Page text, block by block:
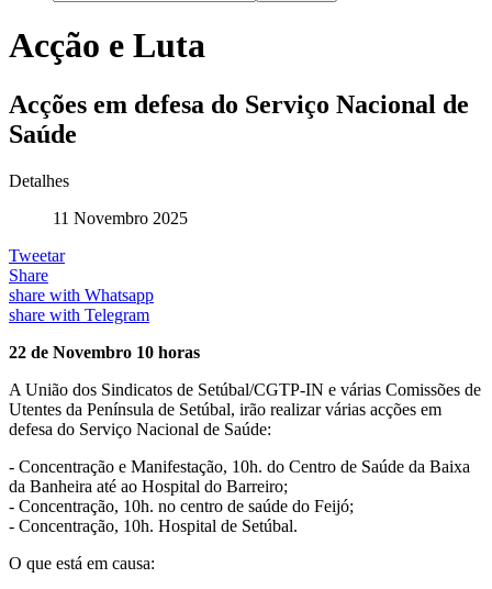
Acção e Luta
Acções em defesa do Serviço Nacional de
Saúde
Detalhes
11 Novembro 2025
Tweetar
Share
share with Whatsapp
share with Telegram
22 de Novembro 10 horas
A União dos Sindicatos de Setúbal/CGTP-IN e várias Comissões de
Utentes da Península de Setúbal, irão realizar várias acções em
defesa do Serviço Nacional de Saúde:
- Concentração e Manifestação, 10h. do Centro de Saúde da Baixa
da Banheira até ao Hospital do Barreiro;
- Concentração, 10h. no centro de saúde do Feijó;
- Concentração, 10h. Hospital de Setúbal.
O que está em causa: